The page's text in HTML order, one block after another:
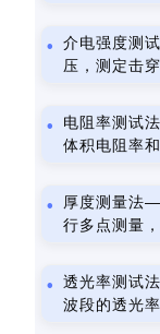
介电强度测
压，测定击
电阻率测试
体积电阻率
厚度测量法
行多点测量
透光率测试
波段的透光